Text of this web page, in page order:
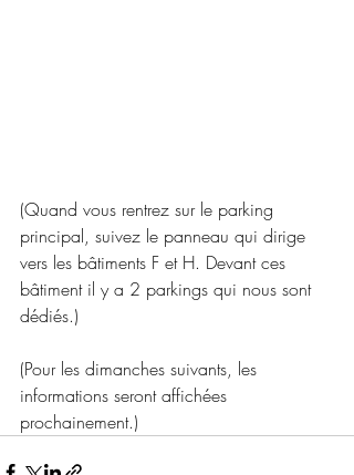
(Quand vous rentrez sur le parking
principal, suivez le panneau qui dirige
vers les bâtiments F et H. Devant ces
bâtiment il y a 2 parkings qui nous sont
dédiés.)
(Pour les dimanches suivants, les
informations seront affichées
prochainement.)